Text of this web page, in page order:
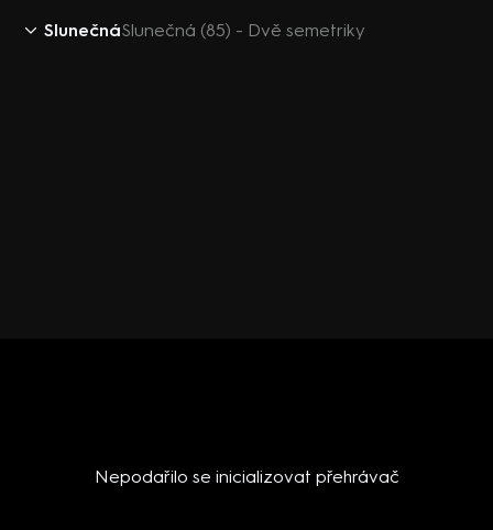
SlunečnáSlunečná (85) - Dvě semetriky
Nepodařilo se inicializovat přehrávač